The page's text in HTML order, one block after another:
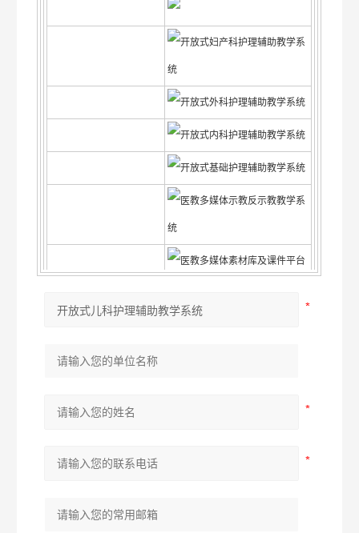
开放式妇产科护理辅助教学系
统
开放式外科护理辅助教学系统
开放式内科护理辅助教学系统
开放式基础护理辅助教学系统
医教多媒体示教反示教教学系
统
医教多媒体素材库及课件平台